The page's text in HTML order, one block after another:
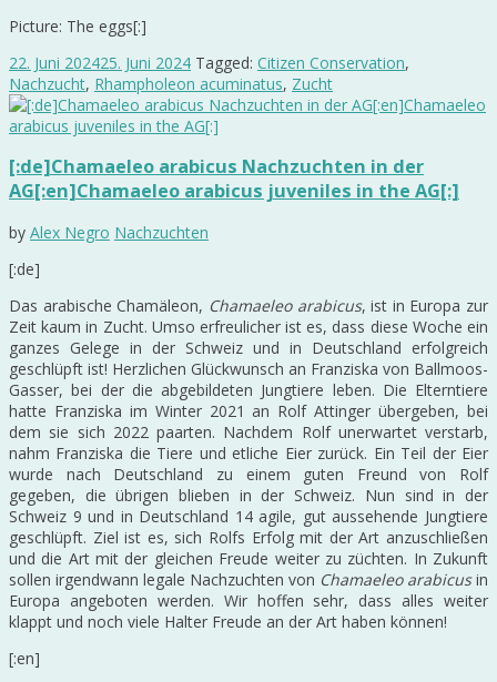
Picture: The eggs[:]
22. Juni 202425. Juni 2024 Tagged: Citizen Conservation,
Nachzucht, Rhampholeon acuminatus, Zucht
[:de]Chamaeleo arabicus Nachzuchten in der
AG[:en]Chamaeleo arabicus juveniles in the AG[:]
by Alex Negro Nachzuchten
[:de]
Das arabische Chamäleon, Chamaeleo arabicus, ist in Europa zur
Zeit kaum in Zucht. Umso erfreulicher ist es, dass diese Woche ein
ganzes Gelege in der Schweiz und in Deutschland erfolgreich
geschlüpft ist! Herzlichen Glückwunsch an Franziska von Ballmoos-
Gasser, bei der die abgebildeten Jungtiere leben. Die Elterntiere
hatte Franziska im Winter 2021 an Rolf Attinger übergeben, bei
dem sie sich 2022 paarten. Nachdem Rolf unerwartet verstarb,
nahm Franziska die Tiere und etliche Eier zurück. Ein Teil der Eier
wurde nach Deutschland zu einem guten Freund von Rolf
gegeben, die übrigen blieben in der Schweiz. Nun sind in der
Schweiz 9 und in Deutschland 14 agile, gut aussehende Jungtiere
geschlüpft. Ziel ist es, sich Rolfs Erfolg mit der Art anzuschließen
und die Art mit der gleichen Freude weiter zu züchten. In Zukunft
sollen irgendwann legale Nachzuchten von Chamaeleo arabicusin
Europa angeboten werden. Wir hoffen sehr, dass alles weiter
klappt und noch viele Halter Freude an der Art haben können!
[:en]